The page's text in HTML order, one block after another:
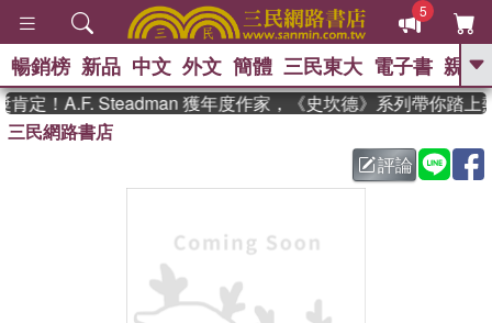
5
GO
父親節 、 如果歷
暑期推薦 、 國際布克
偉大的迷走神經
暢銷榜 新品 中文 外文 簡體 三民東大 電子書 親子
定！A.F. Steadman 獲年度作家，《史坎德》系列帶你踏上
三民網路書店
評論